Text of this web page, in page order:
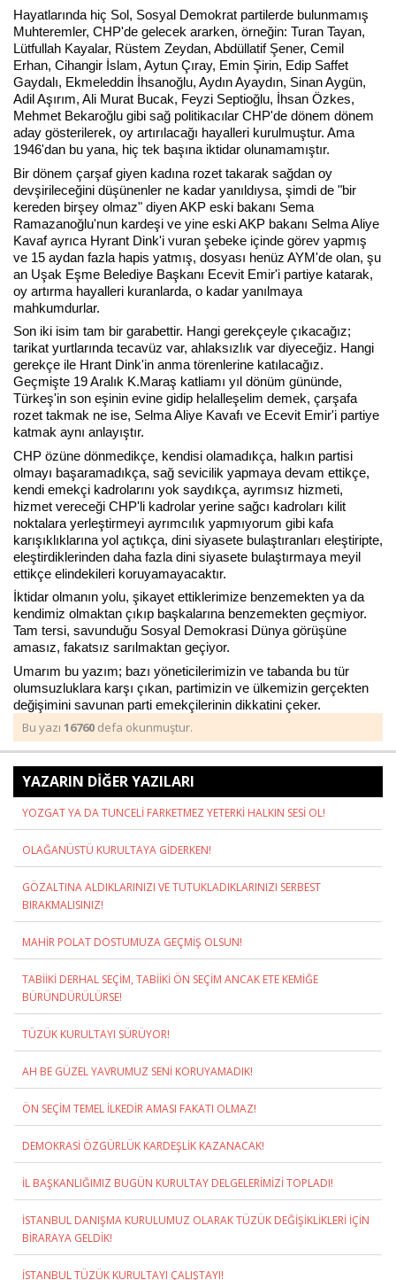
Hayatlarında hiç Sol, Sosyal Demokrat partilerde bulunmamış
Muhteremler, CHP'de gelecek ararken, örneğin: Turan Tayan,
Lütfullah Kayalar, Rüstem Zeydan, Abdüllatif Şener, Cemil
Erhan, Cihangir İslam, Aytun Çıray, Emin Şirin, Edip Saffet
Gaydalı, Ekmeleddin İhsanoğlu, Aydın Ayaydın, Sinan Aygün,
Adil Aşırım, Ali Murat Bucak, Feyzi Septioğlu, İhsan Özkes,
Mehmet Bekaroğlu gibi sağ politikacılar CHP'de dönem dönem
aday gösterilerek, oy artırılacağı hayalleri kurulmuştur. Ama
1946'dan bu yana, hiç tek başına iktidar olunamamıştır.
Bir dönem çarşaf giyen kadına rozet takarak sağdan oy
devşirileceğini düşünenler ne kadar yanıldıysa, şimdi de "bir
kereden birşey olmaz" diyen AKP eski bakanı Sema
Ramazanoğlu'nun kardeşi ve yine eski AKP bakanı Selma Aliye
Kavaf ayrıca Hyrant Dink'i vuran şebeke içinde görev yapmış
ve 15 aydan fazla hapis yatmış, dosyası henüz AYM'de olan, şu
an Uşak Eşme Belediye Başkanı Ecevit Emir'i partiye katarak,
oy artırma hayalleri kuranlarda, o kadar yanılmaya
mahkumdurlar.
Son iki isim tam bir garabettir. Hangi gerekçeyle çıkacağız;
tarikat yurtlarında tecavüz var, ahlaksızlık var diyeceğiz. Hangi
gerekçe ile Hrant Dink'in anma törenlerine katılacağız.
Geçmişte 19 Aralık K.Maraş katliamı yıl dönüm gününde,
Türkeş'in son eşinin evine gidip helalleşelim demek, çarşafa
rozet takmak ne ise, Selma Aliye Kavafı ve Ecevit Emir'i partiye
katmak aynı anlayıştır.
CHP özüne dönmedikçe, kendisi olamadıkça, halkın partisi
olmayı başaramadıkça, sağ sevicilik yapmaya devam ettikçe,
kendi emekçi kadrolarını yok saydıkça, ayrımsız hizmeti,
hizmet vereceği CHP'li kadrolar yerine sağcı kadroları kilit
noktalara yerleştirmeyi ayrımcılık yapmıyorum gibi kafa
karışıklıklarına yol açtıkça, dini siyasete bulaştıranları eleştiripte,
eleştirdiklerinden daha fazla dini siyasete bulaştırmaya meyil
ettikçe elindekileri koruyamayacaktır.
İktidar olmanın yolu, şikayet ettiklerimize benzemekten ya da
kendimiz olmaktan çıkıp başkalarına benzemekten geçmiyor.
Tam tersi, savunduğu Sosyal Demokrasi Dünya görüşüne
amasız, fakatsız sarılmaktan geçiyor.
Umarım bu yazım; bazı yöneticilerimizin ve tabanda bu tür
olumsuzluklara karşı çıkan, partimizin ve ülkemizin gerçekten
değişimini savunan parti emekçilerinin dikkatini çeker.
Bu yazı 16760 defa okunmuştur.
YAZARIN DİĞER YAZILARI
YOZGAT YA DA TUNCELİ FARKETMEZ YETERKİ HALKIN SESİ OL!
OLAĞANÜSTÜ KURULTAYA GİDERKEN!
GÖZALTINA ALDIKLARINIZI VE TUTUKLADIKLARINIZI SERBEST
BIRAKMALISINIZ!
MAHİR POLAT DOSTUMUZA GEÇMİŞ OLSUN!
TABİİKİ DERHAL SEÇİM, TABİİKİ ÖN SEÇİM ANCAK ETE KEMİĞE
BÜRÜNDÜRÜLÜRSE!
TÜZÜK KURULTAYI SÜRÜYOR!
AH BE GÜZEL YAVRUMUZ SENİ KORUYAMADIK!
ÖN SEÇİM TEMEL İLKEDİR AMASI FAKATI OLMAZ!
DEMOKRASİ ÖZGÜRLÜK KARDEŞLİK KAZANACAK!
İL BAŞKANLIĞIMIZ BUGÜN KURULTAY DELGELERİMİZİ TOPLADI!
İSTANBUL DANIŞMA KURULUMUZ OLARAK TÜZÜK DEĞİŞİKLİKLERİ İÇİN
BİRARAYA GELDİK!
İSTANBUL TÜZÜK KURULTAYI ÇALIŞTAYI!